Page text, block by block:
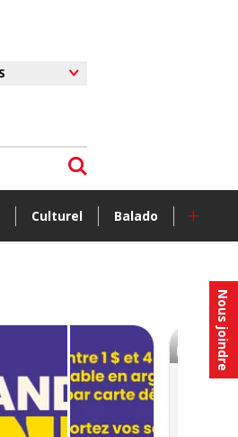
Nous joindre
Culturel Balado +